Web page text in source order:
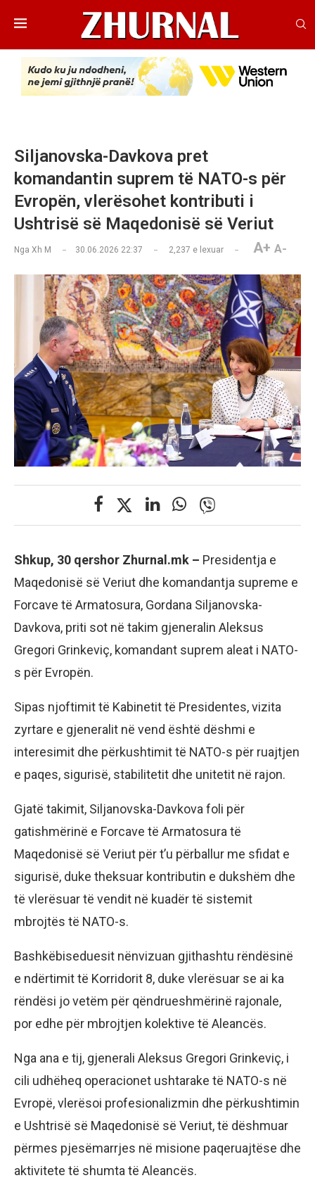
Siljanovska-Davkova pret
komandantin suprem të NATO-s për
Evropën, vlerësohet kontributi i
Ushtrisë së Maqedonisë së Veriut
Nga Xh M 30.06.2026 22:37 2,237 e lexuar A+ A-
Shkup, 30 qershor Zhurnal.mk – Presidentja e
Maqedonisë së Veriut dhe komandantja supreme e
Forcave të Armatosura, Gordana Siljanovska-
Davkova, priti sot në takim gjeneralin Aleksus
Gregori Grinkeviç, komandant suprem aleat i NATO-
s për Evropën.
Sipas njoftimit të Kabinetit të Presidentes, vizita
zyrtare e gjeneralit në vend është dëshmi e
interesimit dhe përkushtimit të NATO-s për ruajtjen
e paqes, sigurisë, stabilitetit dhe unitetit në rajon.
Gjatë takimit, Siljanovska-Davkova foli për
gatishmërinë e Forcave të Armatosura të
Maqedonisë së Veriut për t’u përballur me sfidat e
sigurisë, duke theksuar kontributin e dukshëm dhe
të vlerësuar të vendit në kuadër të sistemit
mbrojtës të NATO-s.
Bashkëbiseduesit nënvizuan gjithashtu rëndësinë
e ndërtimit të Korridorit 8, duke vlerësuar se ai ka
rëndësi jo vetëm për qëndrueshmërinë rajonale,
por edhe për mbrojtjen kolektive të Aleancës.
Nga ana e tij, gjenerali Aleksus Gregori Grinkeviç, i
cili udhëheq operacionet ushtarake të NATO-s në
Evropë, vlerësoi profesionalizmin dhe përkushtimin
e Ushtrisë së Maqedonisë së Veriut, të dëshmuar
përmes pjesëmarrjes në misione paqeruajtëse dhe
aktivitete të shumta të Aleancës.